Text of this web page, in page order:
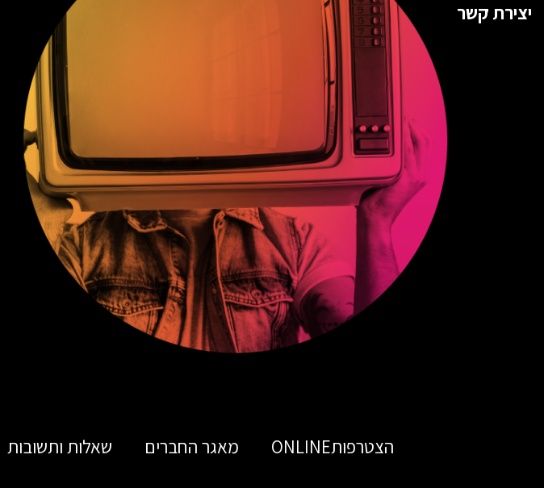
יצירת קשר
הצטרפותONLINE מאגר החברים שאלות ותשובות